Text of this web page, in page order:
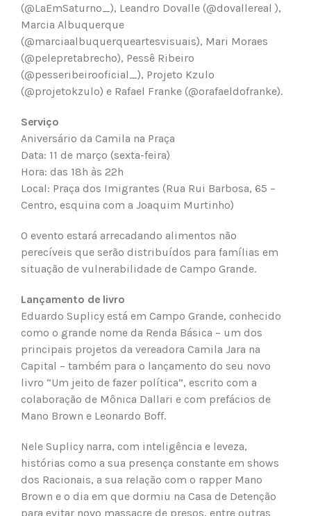
(@LaEmSaturno_), Leandro Dovalle (@dovallereal ),
Marcia Albuquerque
(@marciaalbuquerqueartesvisuais), Mari Moraes
(@pelepretabrecho), Pessê Ribeiro
(@pesseribeirooficial_), Projeto Kzulo
(@projetokzulo) e Rafael Franke (@orafaeldofranke).
Serviço
Aniversário da Camila na Praça
Data: 11 de março (sexta-feira)
Hora: das 18h às 22h
Local: Praça dos Imigrantes (Rua Rui Barbosa, 65 –
Centro, esquina com a Joaquim Murtinho)
O evento estará arrecadando alimentos não
perecíveis que serão distribuídos para famílias em
situação de vulnerabilidade de Campo Grande.
Lançamento de livro
Eduardo Suplicy está em Campo Grande, conhecido
como o grande nome da Renda Básica – um dos
principais projetos da vereadora Camila Jara na
Capital – também para o lançamento do seu novo
livro “Um jeito de fazer política”, escrito com a
colaboração de Mônica Dallari e com prefácios de
Mano Brown e Leonardo Boff.
Nele Suplicy narra, com inteligência e leveza,
histórias como a sua presença constante em shows
dos Racionais, a sua relação com o rapper Mano
Brown e o dia em que dormiu na Casa de Detenção
para evitar novo massacre de presos, entre outras